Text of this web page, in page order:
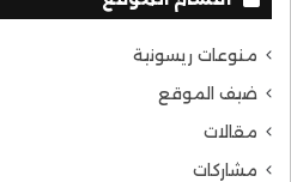
منوعات ريسونية
ضيف الموقع
مقالات
مشاركات